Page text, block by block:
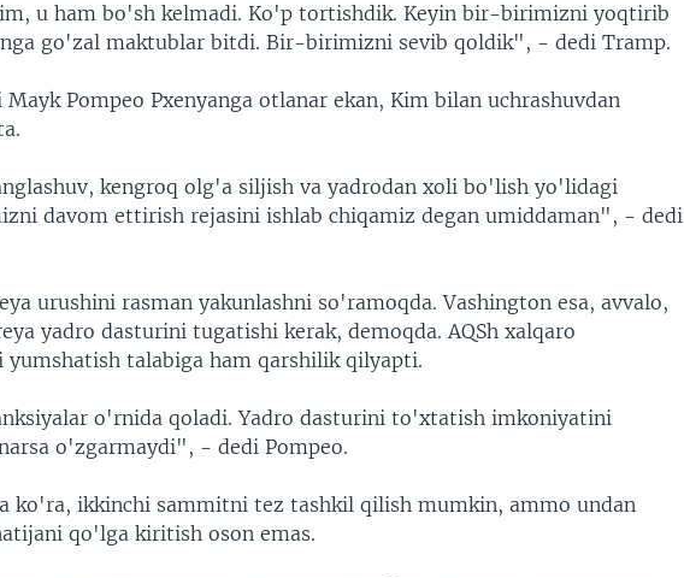
u ham bo'sh kelmadi. Ko'p tortishdik. Keyin bir-birimizni yoqtirib
go'zal maktublar bitdi. Bir-birimizni sevib qoldik", - dedi Tramp.
Pompeo Pxenyanga otlanar ekan, Kim bilan uchrashuvdan
kengroq olg'a siljish va yadrodan xoli bo'lish yo'lidagi
davom ettirish rejasini ishlab chiqamiz degan umiddaman", - dedi
urushini rasman yakunlashni so'ramoqda. Vashington esa, avvalo,
yadro dasturini tugatishi kerak, demoqda. AQSh xalqaro
yumshatish talabiga ham qarshilik qilyapti.
o'rnida qoladi. Yadro dasturini to'xtatish imkoniyatini
o'zgarmaydi", - dedi Pompeo.
ko'ra, ikkinchi sammitni tez tashkil qilish mumkin, ammo undan
qo'lga kiritish oson emas.